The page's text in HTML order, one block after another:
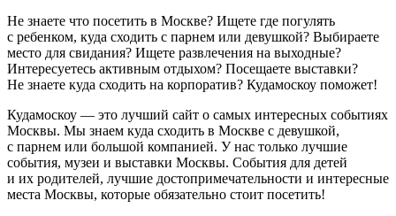
Не знаете что посетить в Москве? Ищете где погулять
с ребенком, куда сходить с парнем или девушкой? Выбираете
место для свидания? Ищете развлечения на выходные?
Интересуетесь активным отдыхом? Посещаете выставки?
Не знаете куда сходить на корпоратив? Кудамоскоу поможет!
Кудамоскоу — это лучший сайт о самых интересных событиях
Москвы. Мы знаем куда сходить в Москве с девушкой,
с парнем или большой компанией. У нас только лучшие
события, музеи и выставки Москвы. События для детей
и их родителей, лучшие достопримечательности и интересные
места Москвы, которые обязательно стоит посетить!